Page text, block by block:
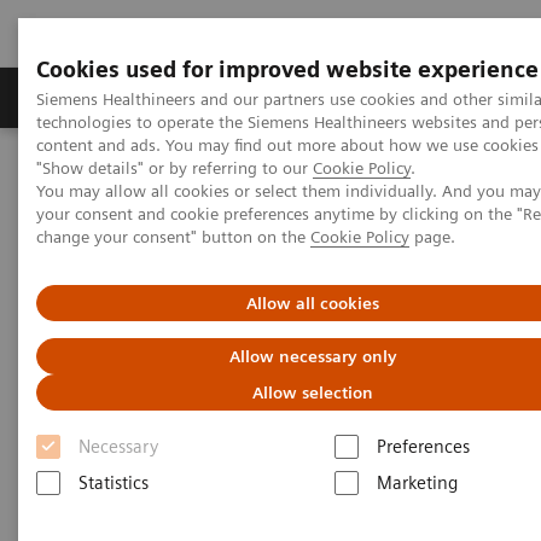
Cookies used for improved website experience
Siemens Healthineers and our partners use cookies and other
technologies to operate the Siemens Healthineers websites and
content and ads. You may find out more about how we use
"Show details" or by referring to our Cookie Policy.
You may allow all cookies or select them individually. And you
your consent and cookie preferences anytime by clicking on the
change your consent" button on the Cookie Policy page.
Allow all cookies
Allow necessary only
Allow selection
Necessary
Preferences
Statistics
Marketing
Grupy Produktów O nas Edukacja i
Siemens Healthineers Polska
Point-of-Care Testing
Produkty do analizy moczu
Produkty do analizy moczu
Portfolio niezawodnych testów i analizatorów
do badań moczu, dostarczających wielu
cennych informacji o stanie zdrowia pacjenta.
Dzięki ponad 75-letniemu doświadczeniu w